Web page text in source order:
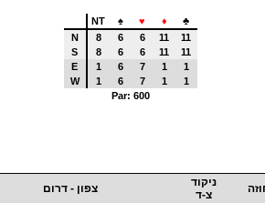
NT ♠ ♥ ♦
♣
N
8 6 6 11
11
S
8 6 6 11
11
E
1 6 7 1
1
W
1 6 7 1
1
Par: 600
ניקוד
צ-ד
צפון - דרום